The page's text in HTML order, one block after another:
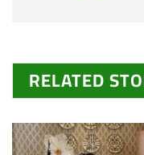
RELATED